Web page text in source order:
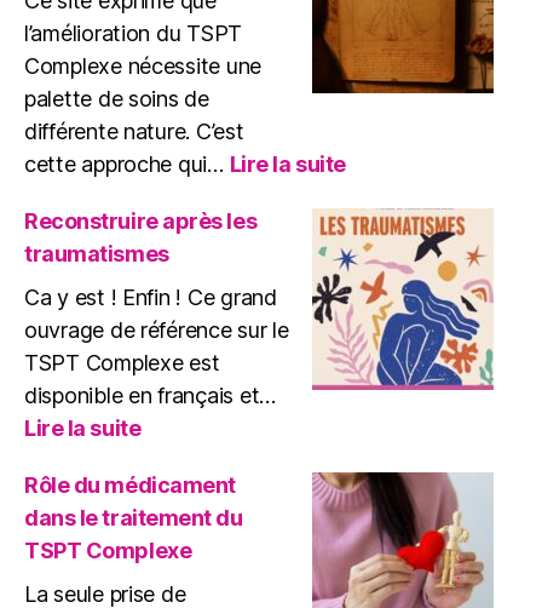
l’amélioration du TSPT
Complexe nécessite une
palette de soins de
différente nature. C’est
cette approche qui… Lire la suite:
approche
globale
de
soins
du
TSPT
Reconstruire après les
traumatismes
Ca y est ! Enfin ! Ce grand
ouvrage de référence sur le
TSPT Complexe est
disponible en français et…
Lire la suite:
après
traumatismes
Rôle du médicament
dans le traitement du
TSPT Complexe
La seule prise de